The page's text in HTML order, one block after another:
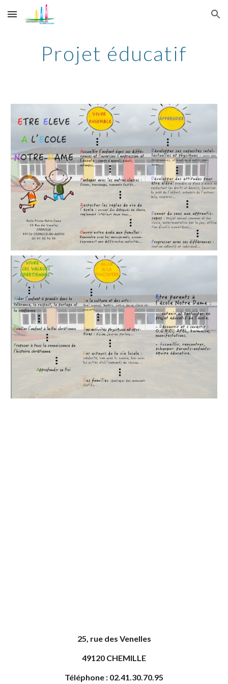
Skip to main content Skip to navigation
Projet éducatif
25, rue des Venelles
49120 CHEMILLE
Téléphone : 02.41.30.70.95